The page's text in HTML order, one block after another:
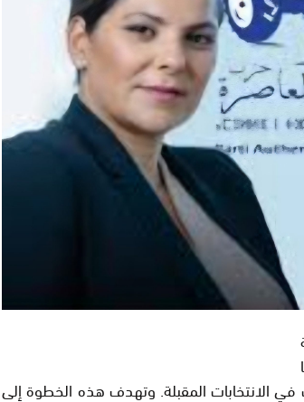
الانتخابات المقبلة. وتهدف هذه الخطوة إلى